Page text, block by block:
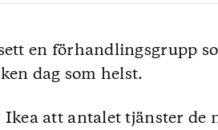
en förhandlingsgrupp
dag som helst.
att antalet tjänster de